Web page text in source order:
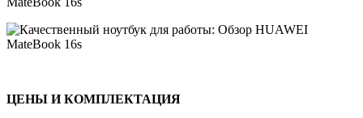
ЦЕНЫ И КОМПЛЕКТАЦИЯ